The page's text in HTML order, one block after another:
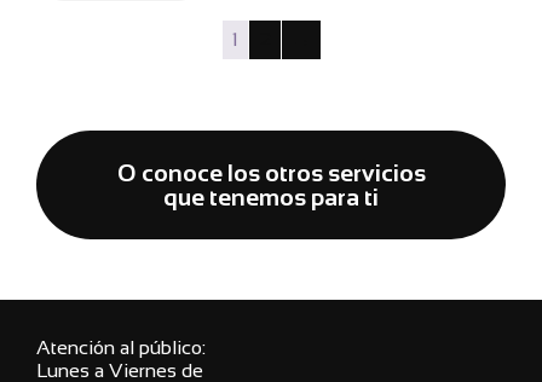
1
O conoce los otros servicios
que tenemos para ti
Atención al público:
Lunes a Viernes de